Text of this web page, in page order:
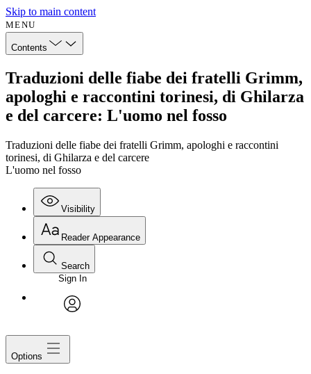
Skip to main content
MENU
Contents
Traduzioni delle fiabe dei fratelli Grimm,
apologhi e raccontini torinesi, di Ghilarza
e del carcere: L'uomo nel fosso
Traduzioni delle fiabe dei fratelli Grimm, apologhi e raccontini
torinesi, di Ghilarza e del carcere
L'uomo nel fosso
Visibility
Reader Appearance
Search
Sign In
Options